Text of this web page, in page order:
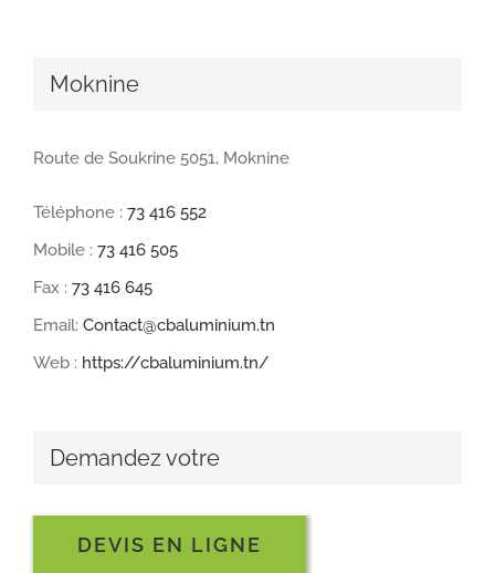
Moknine
Route de Soukrine 5051, Moknine
Téléphone : 73 416 552
Mobile : 73 416 505
Fax : 73 416 645
Email: Contact@cbaluminium.tn
Web : https://cbaluminium.tn/
Demandez votre
DEVIS EN LIGNE